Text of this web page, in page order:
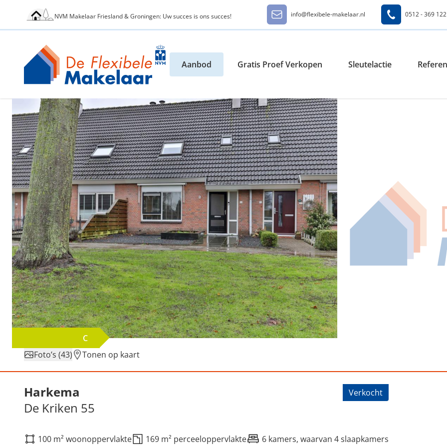
NVM Makelaar Friesland & Groningen: Uw succes is ons succes! info@flexibele-makelaar.nl 0512 - 369 122
Aanbod Gratis Proef Verkopen Sleutelactie
C
Foto’s (43)
Tonen op kaart
Verkocht: De Kriken 55, Harkema
Harkema
De Kriken 55
Verkocht
100 m² woonoppervlakte 169 m² perceeloppervlakte 6 kamers, waarvan 4 slaapkamers